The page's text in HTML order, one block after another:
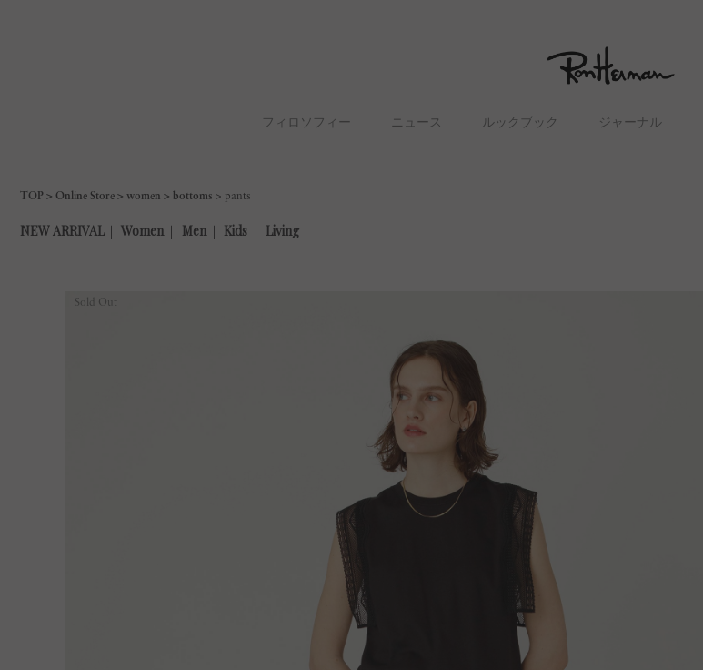
フィロソフィー ニュース ルックブック ジャーナル
TOP Online Store women bottoms pants
Sold Out